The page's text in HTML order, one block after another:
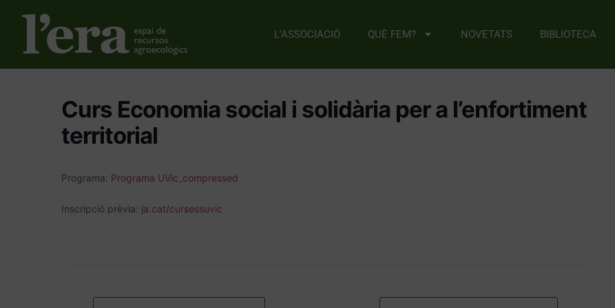
L’ASSOCIACIÓ QUÈ FEM? NOVETATS BIBLIOTECA
Curs Economia social i solidària per a l’enfortiment
territorial
Programa: Programa UVic_compressed
Inscripció prèvia: ja.cat/cursessuvic